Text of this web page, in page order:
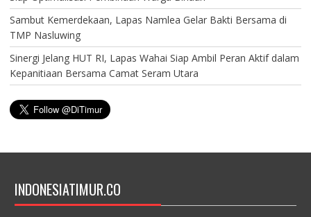
Sambut Kemerdekaan, Lapas Namlea Gelar Bakti Bersama di
TMP Nasluwing
Sinergi Jelang HUT RI, Lapas Wahai Siap Ambil Peran Aktif dalam
Kepanitiaan Bersama Camat Seram Utara
INDONESIATIMUR.CO